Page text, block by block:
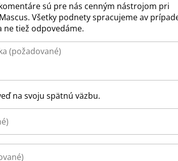
sú pre nás cenným nástrojom pri
Všetky podnety spracujeme av
ne tiež odpovedáme.
na svoju spätnú väzbu.